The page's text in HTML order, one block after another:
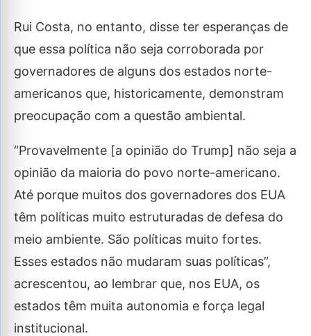
Rui Costa, no entanto, disse ter esperanças de
que essa política não seja corroborada por
governadores de alguns dos estados norte-
americanos que, historicamente, demonstram
preocupação com a questão ambiental.
“Provavelmente [a opinião do Trump] não seja a
opinião da maioria do povo norte-americano.
Até porque muitos dos governadores dos EUA
têm políticas muito estruturadas de defesa do
meio ambiente. São políticas muito fortes.
Esses estados não mudaram suas políticas”,
acrescentou, ao lembrar que, nos EUA, os
estados têm muita autonomia e força legal
institucional.